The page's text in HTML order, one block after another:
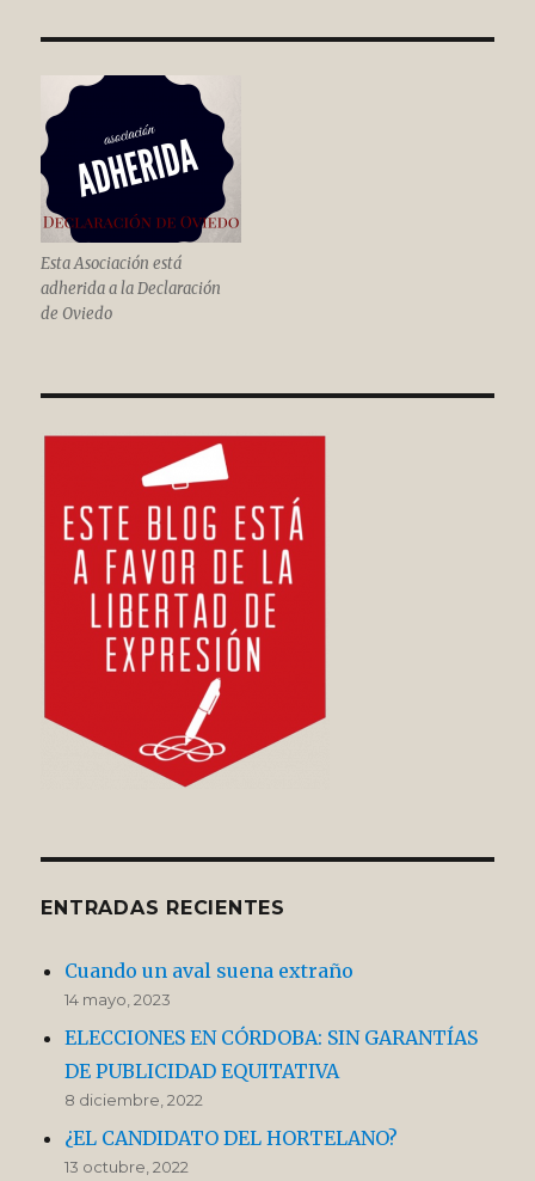
Esta Asociación está
adherida a la Declaración
de Oviedo
ENTRADAS RECIENTES
Cuando un aval suena extraño
14 mayo, 2023
ELECCIONES EN CÓRDOBA: SIN GARANTÍAS
DE PUBLICIDAD EQUITATIVA
8 diciembre, 2022
¿EL CANDIDATO DEL HORTELANO?
13 octubre, 2022